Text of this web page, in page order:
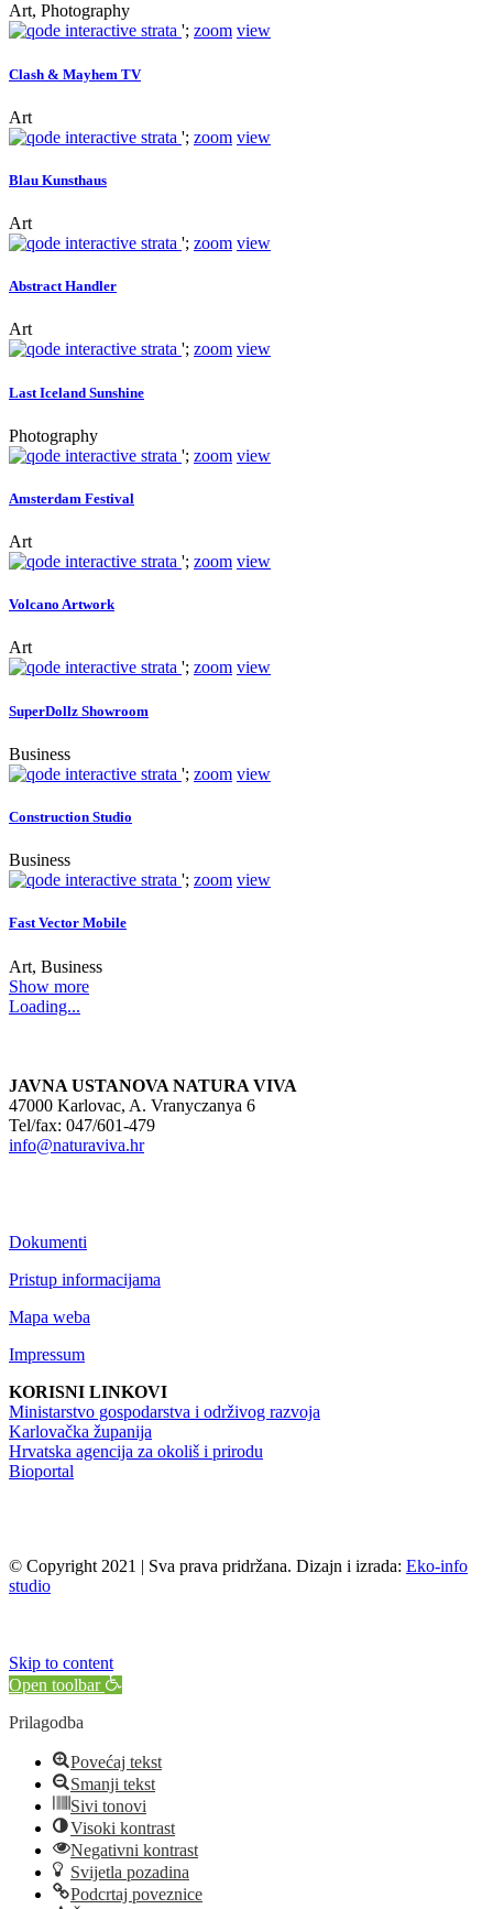
Art, Photography
'; zoom view
Clash & Mayhem TV
Art
'; zoom view
Blau Kunsthaus
Art
'; zoom view
Abstract Handler
Art
'; zoom view
Last Iceland Sunshine
Photography
'; zoom view
Amsterdam Festival
Art
'; zoom view
Volcano Artwork
Art
'; zoom view
SuperDollz Showroom
Business
'; zoom view
Construction Studio
Business
'; zoom view
Fast Vector Mobile
Art, Business
Show more
Loading...
JAVNA USTANOVA NATURA VIVA
47000 Karlovac, A. Vranyczanya 6
Tel/fax: 047/601-479
info@naturaviva.hr
Dokumenti
Pristup informacijama
Mapa weba
Impressum
KORISNI LINKOVI
Ministarstvo gospodarstva i održivog razvoja
Karlovačka županija
Hrvatska agencija za okoliš i prirodu
Bioportal
© Copyright 2021 | Sva prava pridržana. Dizajn i izrada: Eko-info
studio
Skip to content
Open toolbar
Prilagodba
Povećaj tekst
Smanji tekst
Sivi tonovi
Visoki kontrast
Negativni kontrast
Svijetla pozadina
Podcrtaj poveznice